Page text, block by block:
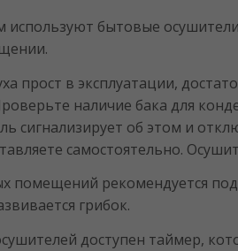
используют бытовые
прост в эксплуатации,
наличие бака для
сигнализирует об этом и
самостоятельно.
помещений рекомендуется
грибок.
доступен таймер,